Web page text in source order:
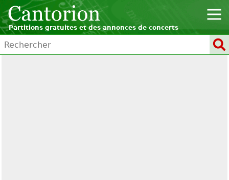
Partitions gratuites et des annonces de concerts